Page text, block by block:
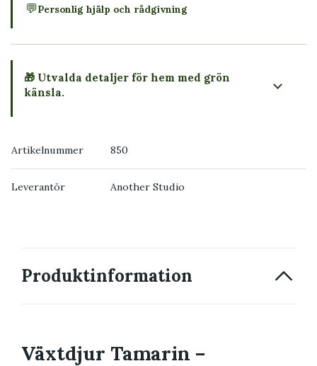
💬Personlig hjälp och rådgivning
🎁 Utvalda detaljer för hem med grön
känsla.
Artikelnummer 850
Leverantör Another Studio
Produktinformation
Växtdjur Tamarin –